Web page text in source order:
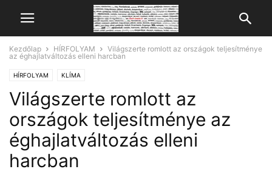
Kezdőlap HÍRFOLYAM
Világszerte romlott az országok teljesítménye
az éghajlatváltozás elleni harcban
HÍRFOLYAM KLÍMA
Világszerte romlott az
országok teljesítménye az
éghajlatváltozás elleni
harcban